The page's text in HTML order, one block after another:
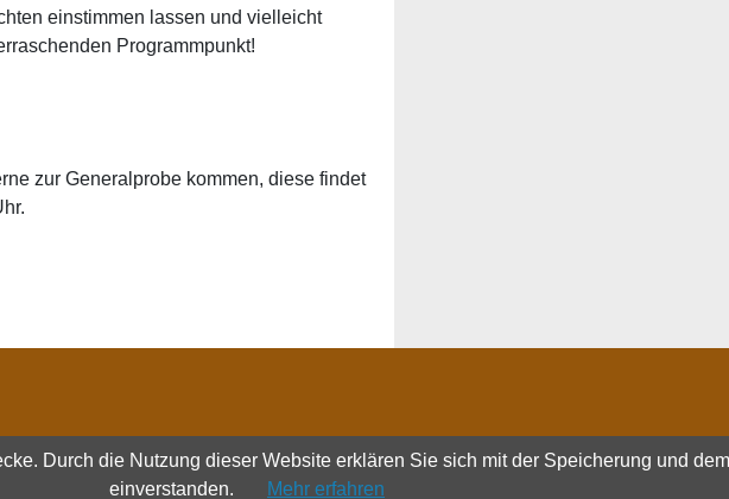
einstimmen lassen und vielleicht
Programmpunkt!
zur Generalprobe kommen, diese findet
Durch die Nutzung dieser Website erklären Sie sich mit der Speicherung und
einverstanden.
Mehr erfahren